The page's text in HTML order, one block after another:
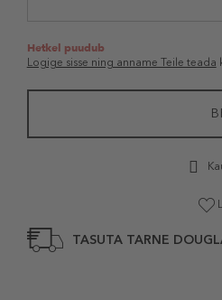
Hetkel puudub
Logige sisse ning anname Teile teada
TASUTA TARNE